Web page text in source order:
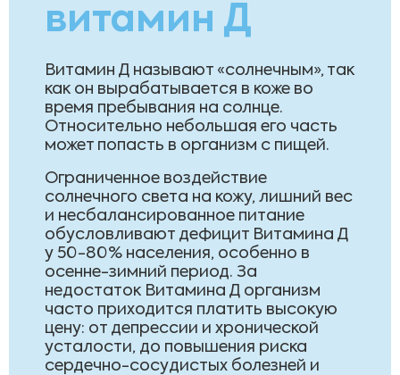
витамин Д
Витамин Д называют «солнечным», так
как он вырабатывается в коже во
время пребывания на солнце.
Относительно небольшая его часть
может попасть в организм с пищей.
Ограниченное воздействие
солнечного света на кожу, лишний вес
и несбалансированное питание
обусловливают дефицит Витамина Д
у 50-80% населения, особенно в
осенне-зимний период. За
недостаток Витамина Д организм
часто приходится платить высокую
цену: от депрессии и хронической
усталости, до повышения риска
сердечно-сосудистых болезней и